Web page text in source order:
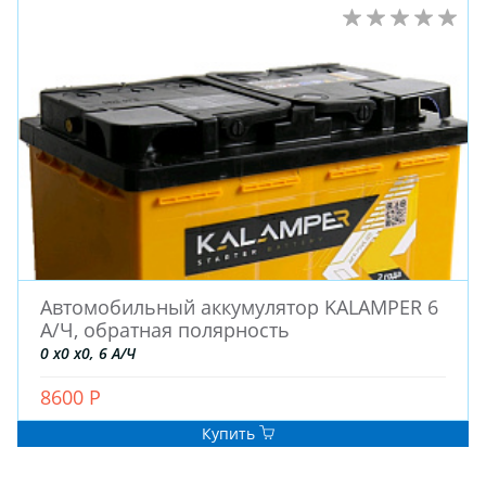
Автомобильный аккумулятор KALAMPER 6
А/Ч, обратная полярность
0 x0 x0, 6 А/Ч
8600 Р
Купить